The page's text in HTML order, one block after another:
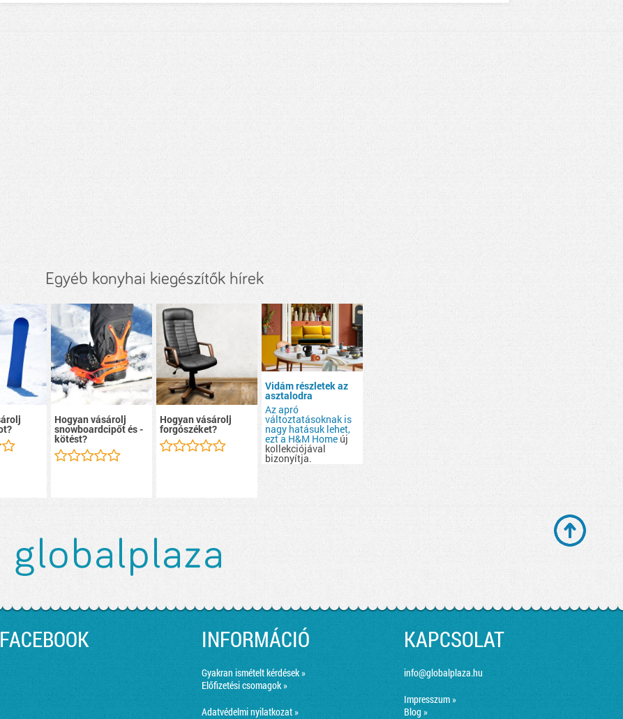
Egyéb konyhai kiegészítők hírek
Hogyan vásárolj
snowboardcipőt és -
kötést?
Hogyan vásárolj
forgószéket?
Vidám részletek az
asztalodra
Az apró
változtatásoknak is
nagy hatásuk lehet,
ezt a H&M Home új
kollekciójával
bizonyítja.
FACEBOOK INFORMÁCIÓ
Gyakran ismételt kérdések »
Előfizetési csomagok »
Adatvédelmi nyilatkozat »
KAPCSOLAT
info@globalplaza.hu
Impresszum »
Blog »